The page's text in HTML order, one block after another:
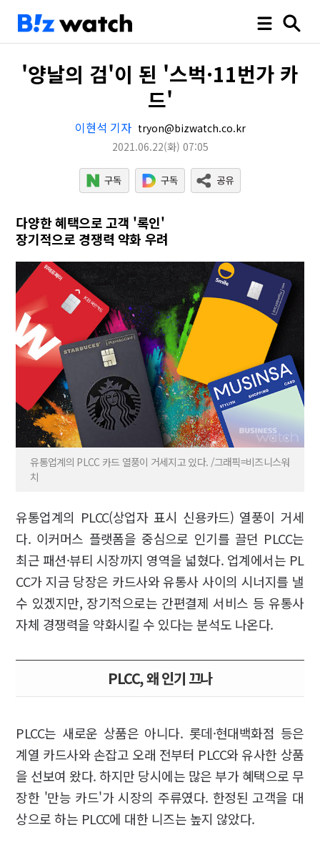
'양날의 검'이 된 '스벅·11번가 카
드'
이현석 기자 tryon@bizwatch.co.kr
2021.06.22(화) 07:05
다양한 혜택으로 고객 '록인'
장기적으로 경쟁력 약화 우려
유통업계의 PLCC 카드 열풍이 거세지고 있다. /그래픽=비즈니스워
치
유통업계의 PLCC(상업자 표시 신용카드) 열풍이 거세
다. 이커머스 플랫폼을 중심으로 인기를 끌던 PLCC는
최근 패션·뷰티 시장까지 영역을 넓혔다. 업계에서는 PL
CC가 지금 당장은 카드사와 유통사 사이의 시너지를 낼
수 있겠지만, 장기적으로는 간편결제 서비스 등 유통사
자체 경쟁력을 약화시킬 수 있다는 분석도 나온다.
PLCC, 왜 인기 끄나
PLCC는 새로운 상품은 아니다. 롯데·현대백화점 등은
계열 카드사와 손잡고 오래 전부터 PLCC와 유사한 상품
을 선보여 왔다. 하지만 당시에는 많은 부가 혜택으로 무
장한 '만능 카드'가 시장의 주류였다. 한정된 고객을 대
상으로 하는 PLCC에 대한 니즈는 높지 않았다.